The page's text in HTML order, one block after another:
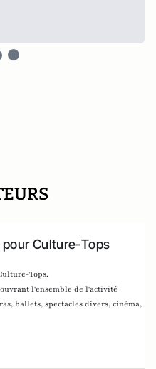
Culture-Tops
Tops.
l'ensemble de l'activité
ballets, spectacles divers, cinéma,